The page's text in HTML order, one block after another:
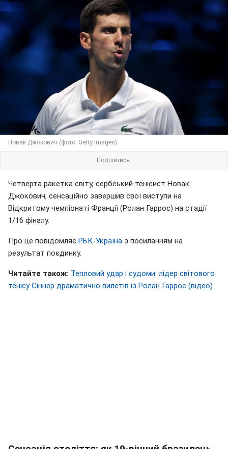
Новак Джокович (фото: Getty Images)
Поділитися:
Четверта ракетка світу, сербський тенісист Новак
Джокович, сенсаційно завершив свої виступи на
Відкритому чемпіонаті Франції (Ролан Гаррос) на стадії
1/16 фіналу.
Про це повідомляє РБК-Україна з посиланням на
результат поєдинку.
Читайте також: Тепловий удар і судоми: лідер світового
тенісу Сіннер драматично вилетів із Ролан Гаррос (відео)